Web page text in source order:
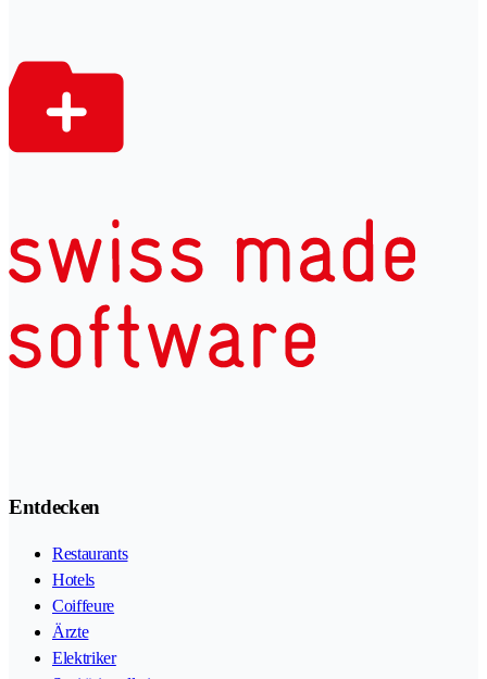
Entdecken
Restaurants
Hotels
Coiffeure
Ärzte
Elektriker